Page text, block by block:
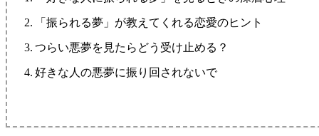
「振られる夢」が教えてくれる恋愛のヒント
つらい悪夢を見たらどう受け止める？
好きな人の悪夢に振り回されないで